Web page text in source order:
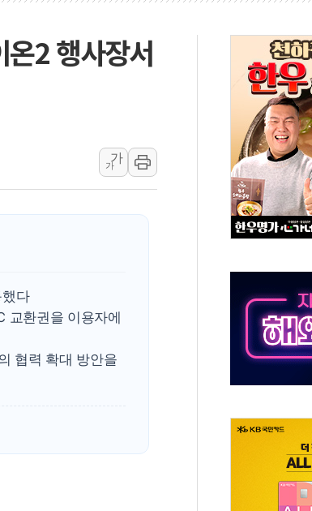
이란 최고지도자 위독…곧 사망해도 놀랍지 않아"
군에 국내 최대 규모 400MW 태양광 착공…여의도 1.6배 규
동 불안 속 유가 상승에 소폭 하락...금융주 낙폭 커
지고 가뭄 숙지나...경북동해안권 8~9일 최대 100mm 호우
키예·파키스탄, '공동방위협정' 체결… 수니파 국가들의 새 안
3.3㎡당 7250만원…써밋 클라비온 59㎡ 18억원대
린벨트로 또 충돌…반복되는 국토부-서울시 '정책 엇박자'
데이] 특공 전략도 '극과 극'…생애최초만 경쟁 치열
전력수요 역대 최고치 경신…한낮 총수요 104.3GW 기록
멘 정부군과 사우디 동시 공격… 위기 고조되는 또 다른 중동
폭염…동물들도 특별식으로 여름나기 [뉴스핌 줌인]
2 행사장서
가
가
다
교환권을 이용자에
협력 확대 방안을